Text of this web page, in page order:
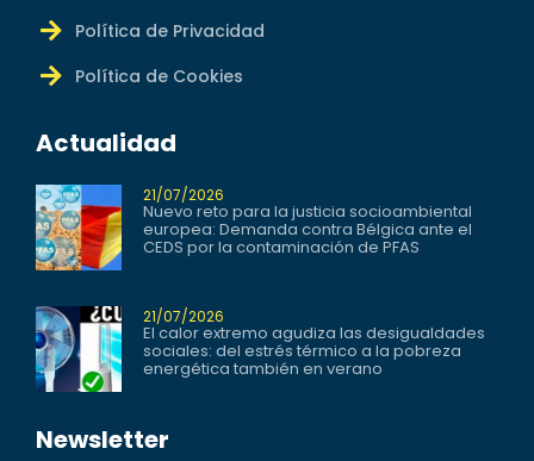
Política de Privacidad
Política de Cookies
Actualidad
21/07/2026
Nuevo reto para la justicia socioambiental
europea: Demanda contra Bélgica ante el
CEDS por la contaminación de PFAS
21/07/2026
El calor extremo agudiza las desigualdades
sociales: del estrés térmico a la pobreza
energética también en verano
Newsletter